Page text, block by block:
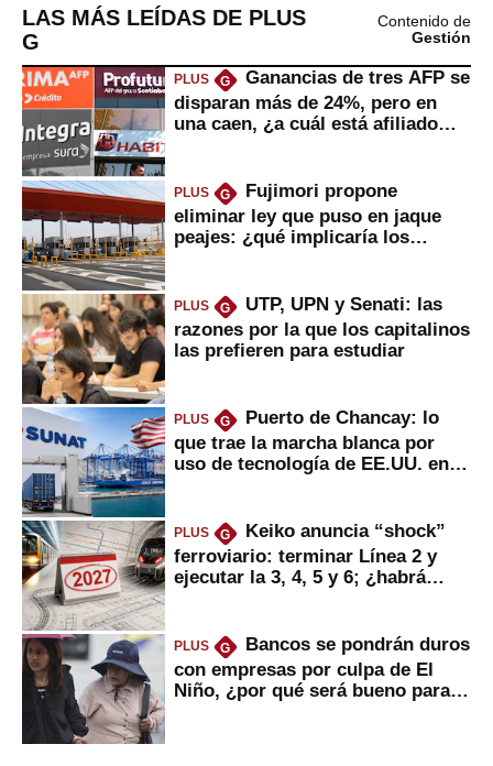
LAS MÁS LEÍDAS DE PLUS
G
Contenido de
Gestión
PLUS G
Ganancias de tres AFP se
disparan más de 24%, pero en
una caen, ¿a cuál está afiliado
PLUS G
Fujimori propone
eliminar ley que puso en jaque
peajes: ¿qué implicaría los
PLUS G
UTP, UPN y Senati: las
razones por la que los capitalinos
las prefieren para estudiar
PLUS G
Puerto de Chancay: lo
que trae la marcha blanca por
uso de tecnología de EE.UU. en
PLUS G
Keiko anuncia “shock”
ferroviario: terminar Línea 2 y
ejecutar la 3, 4, 5 y 6; ¿habrá
PLUS G
Bancos se pondrán duros
con empresas por culpa de El
Niño, ¿por qué será bueno para